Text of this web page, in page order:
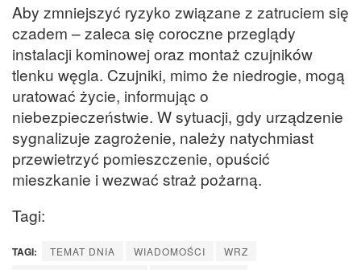
Aby zmniejszyć ryzyko związane z zatruciem się
czadem – zaleca się coroczne przeglądy
instalacji kominowej oraz montaż czujników
tlenku węgla. Czujniki, mimo że niedrogie, mogą
uratować życie, informując o
niebezpieczeństwie. W sytuacji, gdy urządzenie
sygnalizuje zagrożenie, należy natychmiast
przewietrzyć pomieszczenie, opuścić
mieszkanie i wezwać straż pożarną.
Tagi:
TAGI: TEMAT DNIA WIADOMOŚCI
WRZ